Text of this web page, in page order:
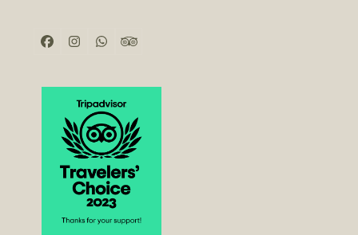
Facebook
Instagram
WhatsappTripadvisor